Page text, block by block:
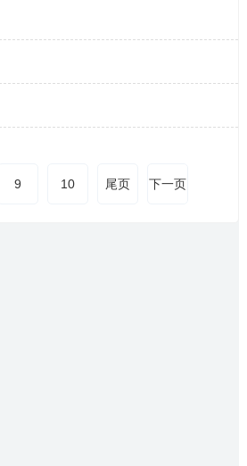
9 10 尾页 下一页